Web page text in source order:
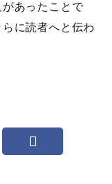
あったことで
に読者へと伝わ